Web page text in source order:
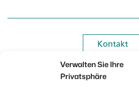
Verwalten Sie Ihre
Privatsphäre
Kontakt
Kontakt
Newsletter
Newsletter